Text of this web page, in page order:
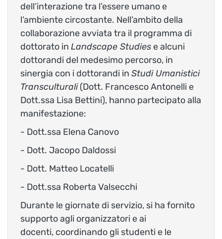
dell’interazione tra l’essere umano e
l’ambiente circostante. Nell’ambito della
collaborazione avviata tra il programma di
dottorato in Landscape Studies e alcuni
dottorandi del medesimo percorso, in
sinergia con i dottorandi in Studi Umanistici
Transculturali(Dott. Francesco Antonelli e
Dott.ssa Lisa Bettini), hanno partecipato alla
manifestazione:
- Dott.ssa Elena Canovo
- Dott. Jacopo Daldossi
- Dott. Matteo Locatelli
- Dott.ssa Roberta Valsecchi
Durante le giornate di servizio, si ha fornito
supporto agli organizzatori e ai
docenti, coordinando gli studenti e le